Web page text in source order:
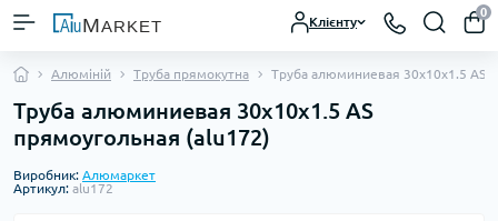
Клієнту
0
Алюміній Труба прямокутна Труба алюминиевая 30х10х1.5 AS
Труба алюминиевая 30х10х1.5 AS
прямоугольная (alu172)
Виробник: Алюмаркет
Артикул: alu172